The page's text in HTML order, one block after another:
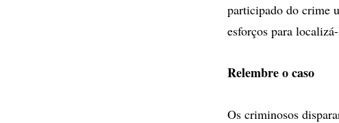
participado do crime
esforços para
Relembre o caso
Os criminosos